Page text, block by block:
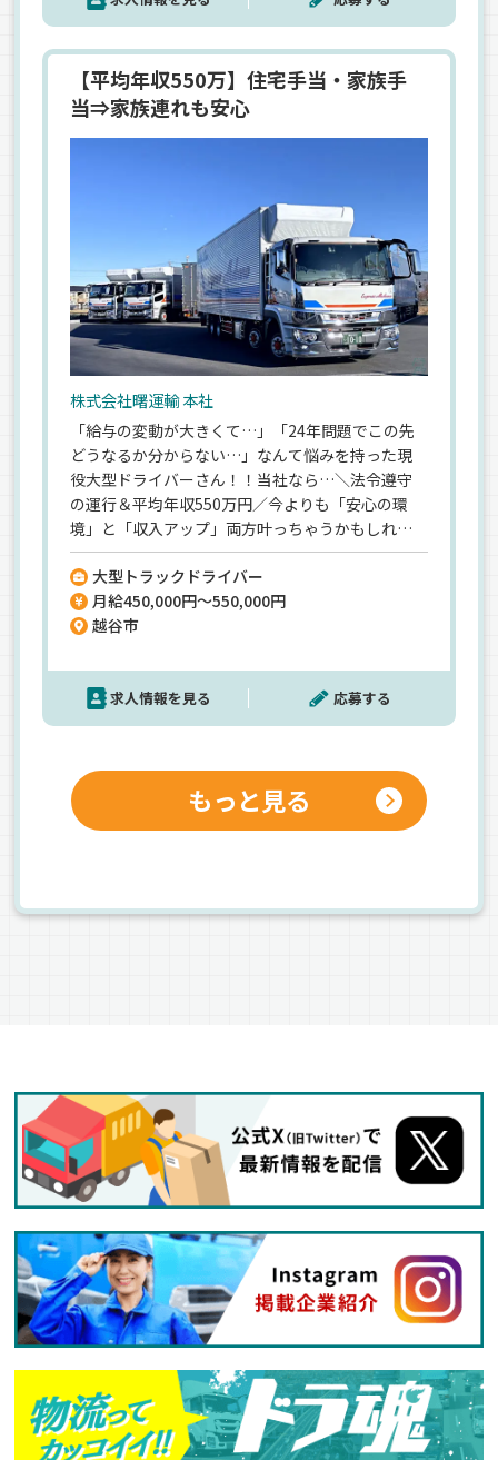
【平均年収550万】住宅手当・家族手
当⇒家族連れも安心
株式会社曙運輸 本社
「給与の変動が大きくて…」「24年問題でこの先
どうなるか分からない…」なんて悩みを持った現
役大型ドライバーさん！！当社なら…＼法令遵守
の運行＆平均年収550万円／今よりも「安心の環
境」と「収入アップ」両方叶っちゃうかもしれま
せんよ♪《大手菓子メーカーからの直の仕事》1年
中荷量が安定していて、年間を通して給与の幅が少
ないのが”安定収入”の秘密！《各種手当・福利厚
生も充実》残業・休日出勤、住宅・家族・宿泊な
給あり◎【全社での平均勤続10年以上】
大型トラックドライバー
月給450,000円～550,000円
越谷市
求人情報を見る 応募する
もっと見る